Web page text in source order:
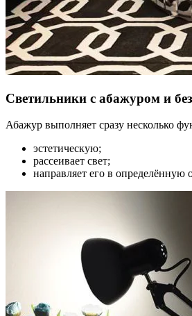
Светильники с абажуром и без
Абажур выполняет сразу несколько
эстетическую;
рассеивает свет;
направляет его в определённую